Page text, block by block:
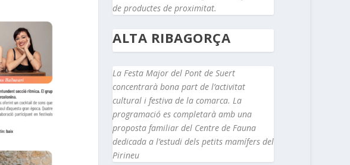
de productes de proximitat.
ALTA RIBAGORÇA
La Festa Major del Pont de Suert
concentrarà bona part de l’activitat
cultural i festiva de la comarca. La
programació es completarà amb una
proposta familiar del Centre de Fauna
dedicada a l’estudi dels petits mamífers del
Pirineu